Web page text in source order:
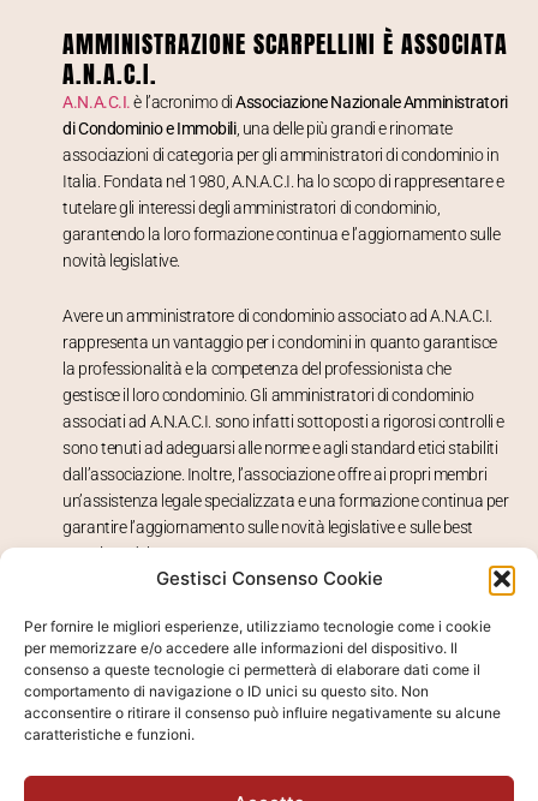
Gestisci Consenso Cookie
Per fornire le migliori esperienze, utilizziamo tecnologie come i cookie
per memorizzare e/o accedere alle informazioni del dispositivo. Il
consenso a queste tecnologie ci permetterà di elaborare dati come il
comportamento di navigazione o ID unici su questo sito. Non
acconsentire o ritirare il consenso può influire negativamente su alcune
caratteristiche e funzioni.
AMMINISTRAZIONE SCARPELLINI È ASSOCIATA
A.N.A.C.I.
A.N.A.C.I. è l’acronimo diAssociazione Nazionale Amministratori
di Condominio e Immobili, una delle più grandi e rinomate
associazioni di categoria per gli amministratori di condominio in
Italia. Fondata nel 1980, A.N.A.C.I. ha lo scopo di rappresentare e
tutelare gli interessi degli amministratori di condominio,
garantendo la loro formazione continua e l’aggiornamento sulle
novità legislative.
Avere un amministratore di condominio associato ad A.N.A.C.I.
rappresenta un vantaggio per i condomini in quanto garantisce
la professionalità e la competenza del professionista che
gestisce il loro condominio. Gli amministratori di condominio
associati ad A.N.A.C.I. sono infatti sottoposti a rigorosi controlli e
sono tenuti ad adeguarsi alle norme e agli standard etici stabiliti
dall’associazione. Inoltre, l’associazione offre ai propri membri
un’assistenza legale specializzata e una formazione continua per
garantire l’aggiornamento sulle novità legislative e sulle best
practices del settore.
significa avere un professionista altamente qualificato e
competente, che garantisce la gestione del condominio in piena
regola con la normativa vigente e che saprà rispondere a tutte le
esigenze dei condomini.
Numero di iscrizione: 10046